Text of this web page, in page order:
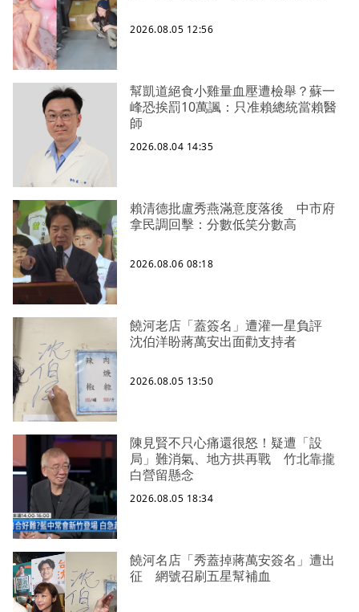
2026.08.05 12:56
幫凱道絕食小雞量血壓遭檢舉？蘇一
峰恐挨罰10萬諷：只准賴總統當賴醫
師
2026.08.04 14:35
賴清德批盧秀燕滿意度落後 中市府
拿民調回擊：分數低笑分數高
2026.08.06 08:18
饒河老店「蓋簽名」遭灌一星負評
沈伯洋盼蔣萬安出面勸支持者
2026.08.05 13:50
陳見賢不只心痛還很怒！疑遭「設
局」難消氣、地方拱再戰 竹北靠攏
白營留懸念
2026.08.05 18:34
饒河名店「秀蓋掉蔣萬安簽名」遭出
征 網號召刷五星幫補血